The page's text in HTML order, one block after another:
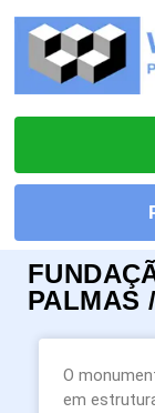
PALMAS
O
em